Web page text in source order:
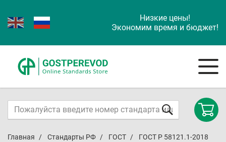
Низкие цены!
Экономим время и бюджет!
Главная Стандарты РФ ГОСТ ГОСТ Р 58121.1-2018